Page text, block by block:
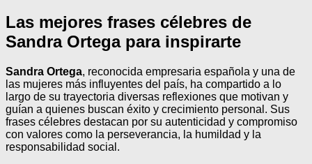
Las mejores frases célebres de
Sandra Ortega para inspirarte
Sandra Ortega, reconocida empresaria española y una de
las mujeres más influyentes del país, ha compartido a lo
largo de su trayectoria diversas reflexiones que motivan y
guían a quienes buscan éxito y crecimiento personal. Sus
frases célebres destacan por su autenticidad y compromiso
con valores como la perseverancia, la humildad y la
responsabilidad social.